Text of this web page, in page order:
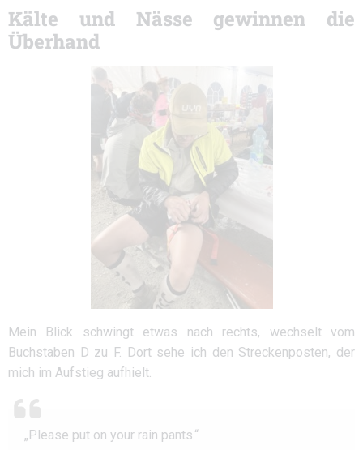
Kälte und Nässe gewinnen die
Überhand
Mein Blick schwingt etwas nach rechts, wechselt vom
Buchstaben D zu F. Dort sehe ich den Streckenposten, der
mich im Aufstieg aufhielt.
„Please put on your rain pants.“